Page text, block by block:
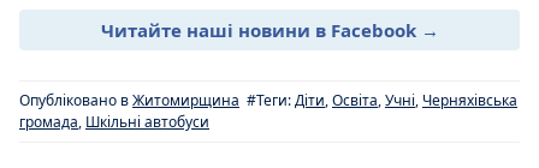
Читайте наші новини в Facebook →
Опубліковано вЖитомирщина #Теги:Діти,Освіта,Учні, Черняхівська
громада, Шкільні автобуси